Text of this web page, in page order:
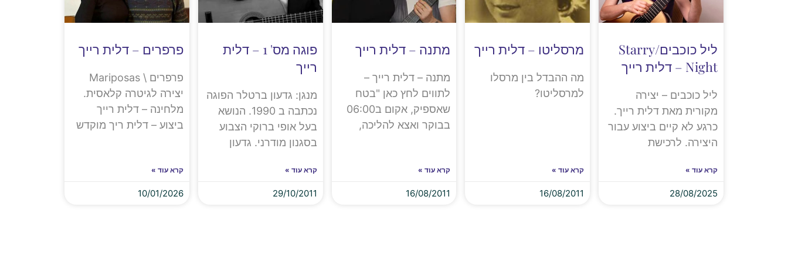
ליל כוכבים/Starry
Night – דלית רייך
ליל כוכבים – יצירה
מקורית מאת דלית רייך.
כרגע לא קיים ביצוע עבור
היצירה. לרכישת
קרא עוד »
28/08/2025
מרסליטו – דלית רייך
מה ההבדל בין מרסלו
למרסליטו?
קרא עוד »
16/08/2011
מתנה – דלית רייך
מתנה – דלית רייך –
לתווים לחץ כאן "בטח
שאספיק, אקום ב06:00
בבוקר ואצא להליכה,
קרא עוד »
16/08/2011
פוגה מס' 1 – דלית
רייך
מנגן: גדעון ברטלר הפוגה
נכתבה ב 1990. הנושא
בעל אופי ברוקי הצבוע
בסגנון מודרני. גדעון
קרא עוד »
29/10/2011
פרפרים – דלית רייך
פרפרים \ Mariposas
יצירה לגיטרה קלאסית.
מלחינה – דלית רייך
ביצוע – דלית ריך מוקדש
קרא עוד »
10/01/2026